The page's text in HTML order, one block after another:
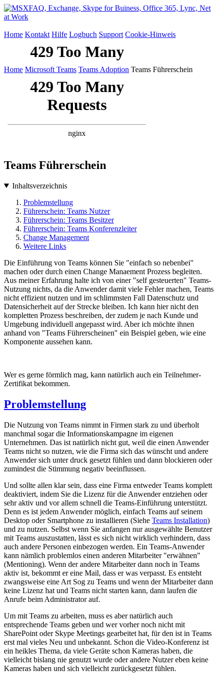
Home Kontakt Hilfe Logbuch Support Cookie-Hinweis
Home Microsoft Teams Teams Adoption Teams Führerschein
Teams Führerschein
Inhaltsverzeichnis
Problemstellung
Führerschein: Teams Nutzer
Führerschein: Teams Besitzer
Führerschein: Teams Konferenzleiter
Change Management
Weitere Links
Die Einführung von Teams können Sie "einfach so nebenbei"
machen oder durch einen Change Manaement Prozess begleiten.
Aus meiner Erfahrung halte ich von einer "self gesteuerten" Teams-
Nutzung nichts, da die Anwender damit viele Fehler machen, Teams
nicht effizient nutzen und im schlimmsten Fall Datenschutz und
Datensicherheit auf der Strecke bleiben. Ich kann hier nicht den
kompletten Prozess beschreiben, der zudem je nach Kunde und
Umgebung individuell angepasst wird. Aber ich möchte ihnen
anhand von "Teams Führerscheinen" ein Beispiel geben, wie eine
Komponente aussehen kann.
Wer es gerne förmlich mag, kann natürlich auch ein Teilnehmer-
Zertifikat bekommen.
Problemstellung
Die Nutzung von Teams nimmt in Firmen stark zu und überholt
manchmal sogar die Informationskampagne im eigenen
Unternehmen. Das ist natürlich nicht gut, weil die einen Anwender
Teams nicht so nutzen, wie die Firma sich das wünscht und andere
Anwender sich unter druck gesetzt fühlen und dann blockieren oder
zumindest die Stimmung negativ beeinflussen.
Und sollte allen klar sein, dass eine Firma entweder Teams komplett
deaktiviert, indem Sie die Lizenz für die Anwender entziehen oder
sehr aktiv und vor allem schnell die Teams-Einführung unterstützt.
Denn es ist jedem Anwender möglich, einfach Teams auf seinem
Desktop oder Smartphone zu installieren (Siehe Teams Installation)
und zu nutzen. Selbst wenn Sie anfangen nur ausgewählte Benutzer
mit Teams auszustatten, lässt es sich nicht wirklich verhindern, dass
auch andere Personen einbezogen werden. Ein Teams-Anwender
kann nämlich problemlos einen anderen Mitarbeiter "erwähnen"
(Mentioning). Wenn der andere Mitarbeiter dann noch in Teams
aktiv ist, bekommt er eine Mail, dass er was verpasst. Es entsteht
zwangsweise eine Art Sog zu Teams und wenn der Mitarbeiter dann
keine Lizenz hat und Teams nicht starten kann, dann laufen die
Anrufe beim Administrator auf.
Um mit Teams zu arbeiten, muss es aber natürlich auch
entsprechende Teams geben und wer vorher noch nicht mit
SharePoint oder Skype Meetings gearbeitet hat, für den ist in Teams
erst mal vieles Neu und unbekannt. Schon die Video-Konferenz ist
ein heikles Thema, da viele Geräte schon Kameras haben, die
vielleicht bislang nie genutzt wurde oder andere Nutzer eben keine
Kameras haben und sich vielleicht zurückgesetzt fühlen.